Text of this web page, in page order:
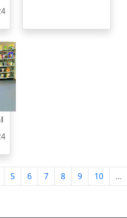
5 6 7 8 9 10 ...